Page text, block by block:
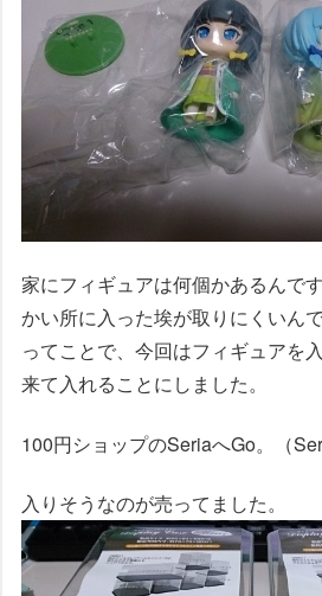
家にフィギュアは何個かあるんで
かい所に入った埃が取りにくいんで
ってことで、今回はフィギュアを
来て入れることにしました。
100円ショップのSeriaへGo。（
入りそうなのが売ってました。